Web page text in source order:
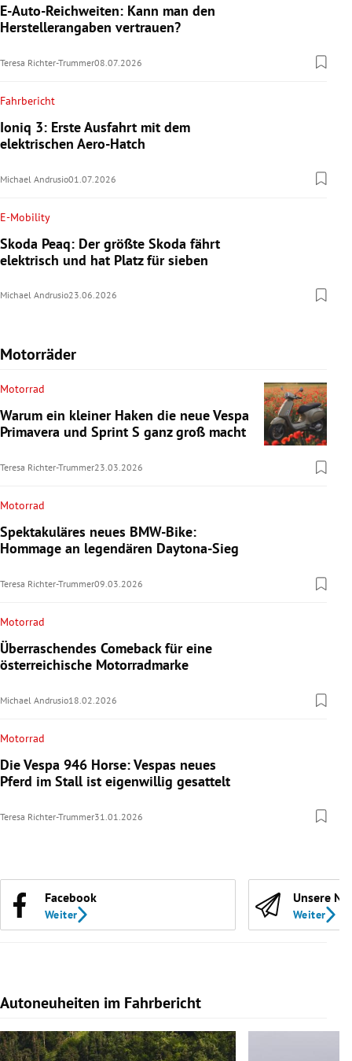
E-Auto-Reichweiten: Kann man den
Herstellerangaben vertrauen?
Teresa Richter-Trummer08.07.2026
Fahrbericht
Ioniq 3: Erste Ausfahrt mit dem
elektrischen Aero-Hatch
Michael Andrusio01.07.2026
E-Mobility
Skoda Peaq: Der größte Skoda fährt
elektrisch und hat Platz für sieben
Michael Andrusio23.06.2026
Motorräder
Motorrad
Warum ein kleiner Haken die neue Vespa
Primavera und Sprint S ganz groß macht
Teresa Richter-Trummer23.03.2026
Motorrad
Spektakuläres neues BMW-Bike:
Hommage an legendären Daytona-Sieg
Teresa Richter-Trummer09.03.2026
Motorrad
Überraschendes Comeback für eine
österreichische Motorradmarke
Michael Andrusio18.02.2026
Motorrad
Die Vespa 946 Horse: Vespas neues
Pferd im Stall ist eigenwillig gesattelt
Teresa Richter-Trummer31.01.2026
Facebook
Weiter
Unsere
Weiter
Autoneuheiten im Fahrbericht
Slide 1 von 7